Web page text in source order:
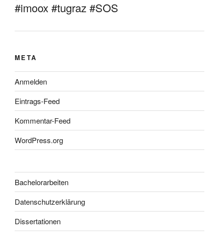
#imoox #tugraz #SOS
META
Anmelden
Eintrags-Feed
Kommentar-Feed
WordPress.org
Bachelorarbeiten
Datenschutzerklärung
Dissertationen